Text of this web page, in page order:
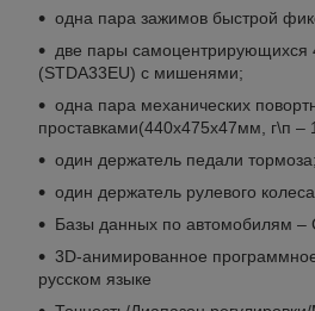
одна пара зажимов быстрой
две пары самоцентрирующихся
(STDA33EU) с мишенями;
одна пара механических
проставками(440х475х47мм, г\п –
один держатель педали тормоза;
один держатель рулевого
Базы данных по автомобилям
3D-анимированное
русском языке